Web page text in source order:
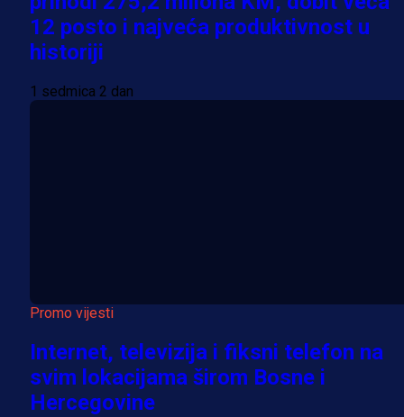
12 posto i najveća produktivnost u
historiji
1 sedmica 2 dan
Promo vijesti
Internet, televizija i fiksni telefon na
svim lokacijama širom Bosne i
Hercegovine